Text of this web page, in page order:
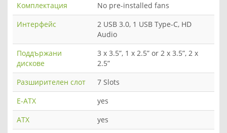
Комплектация
No pre-installed fans
Интерфейс
2 USB 3.0, 1 USB Type-C, HD
Audio
Поддържани
дискове
3 x 3.5”, 1 x 2.5” or 2 x 3.5”, 2 x
2.5”
Разширителен слот
7 Slots
E-ATX
yes
ATX
yes